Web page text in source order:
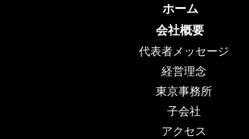
ホーム
会社概要
代表者メッセージ
経営理念
東京事務所
子会社
アクセス